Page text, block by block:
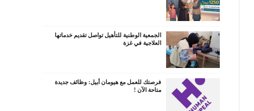
الجمعية الوطنية للتأهيل تواصل تقديم خدماتها
العلاجية في غزة
فرصتك للعمل مع هيومان أبيل: وظائف جديدة
متاحة الآن !